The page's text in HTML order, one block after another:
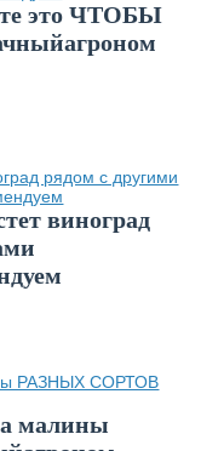
это ЧТОБЫ
виноград
малины